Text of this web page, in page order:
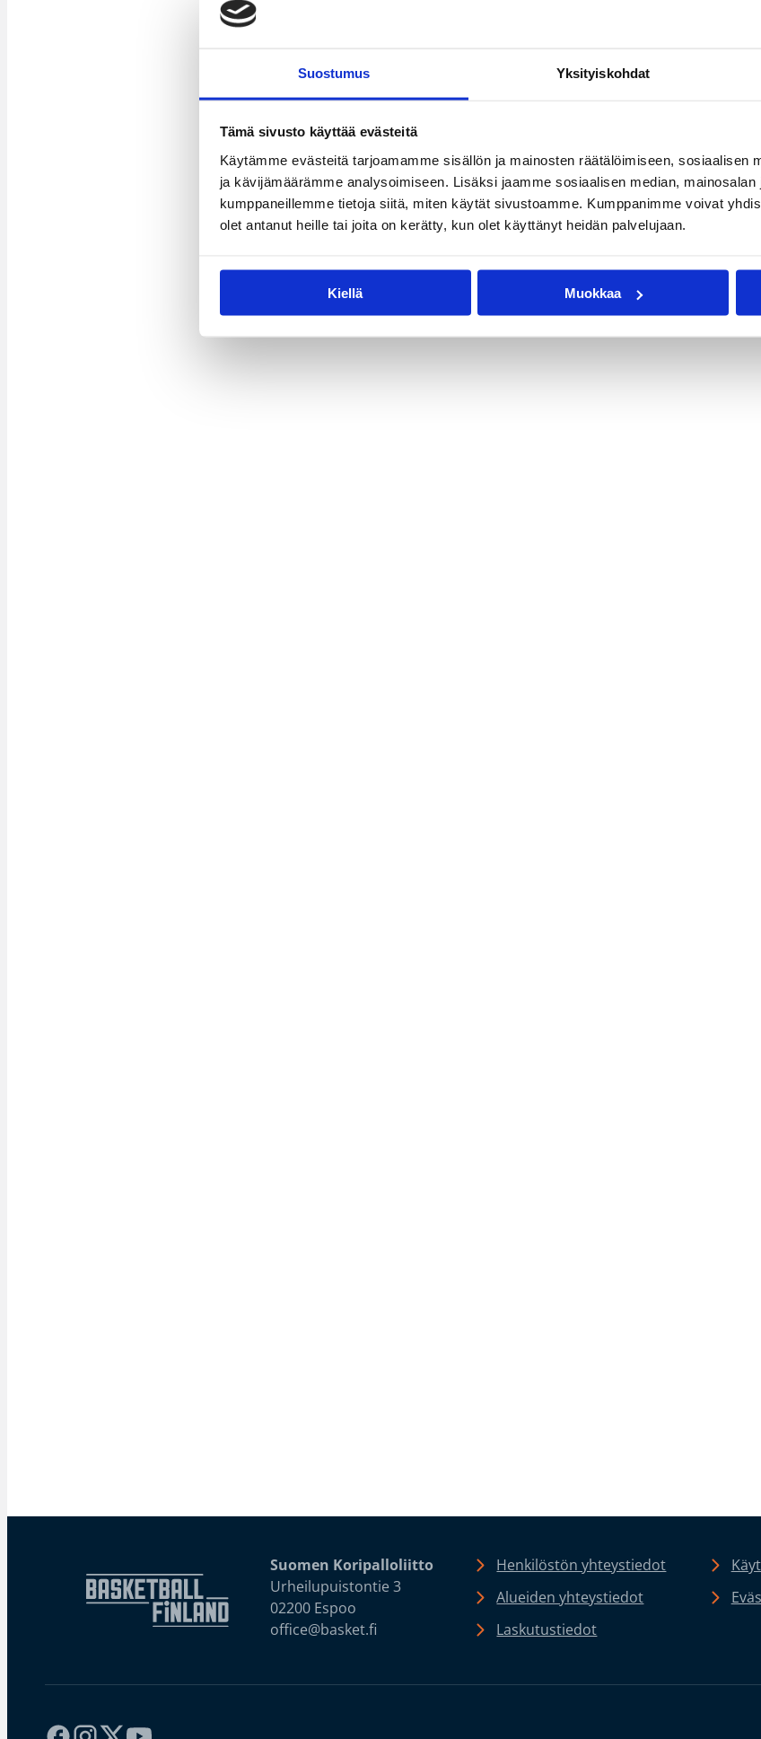
Suostumus Yksityiskohdat
Tämä sivusto käyttää evästeitä
Käytämme evästeitä tarjoamamme sisällön ja mainosten räätälöimiseen, sosiaalisen
ja kävijämäärämme analysoimiseen. Lisäksi jaamme sosiaalisen median, mainosalan
kumppaneillemme tietoja siitä, miten käytät sivustoamme. Kumppanimme voivat
olet antanut heille tai joita on kerätty, kun olet käyttänyt heidän palvelujaan.
Kiellä Muokkaa
Suomen Koripalloliitto
Urheilupuistontie 3
02200 Espoo
office@basket.fi
Henkilöstön yhteystiedot
Alueiden yhteystiedot
Laskutustiedot